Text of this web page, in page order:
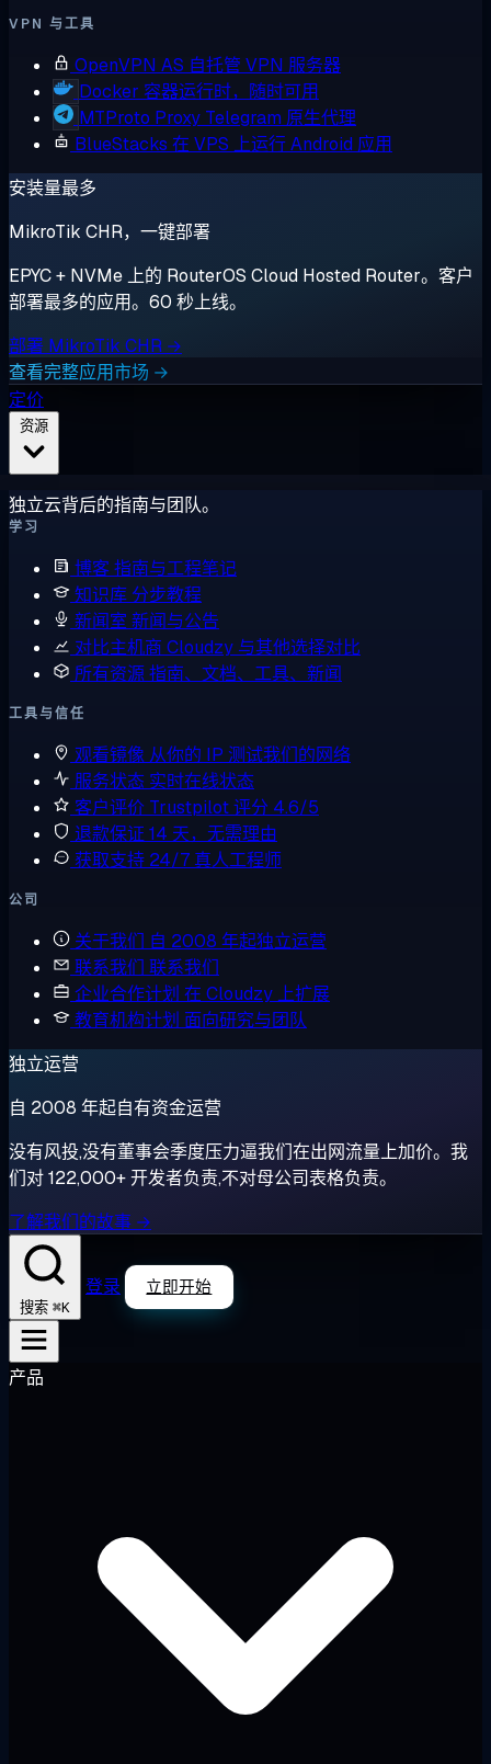
VPN 与工具
OpenVPN AS 自托管 VPN 服务器
Docker 容器运行时，随时可用
MTProto Proxy Telegram 原生代理
BlueStacks 在 VPS 上运行 Android 应用
安装量最多
MikroTik CHR，一键部署
EPYC + NVMe 上的 RouterOS Cloud Hosted Router。客户
部署最多的应用。60 秒上线。
部署 MikroTik CHR →
查看完整应用市场 →
定价
独立云背后的指南与团队。
学习
博客指南与工程笔记
知识库 分步教程
新闻室 新闻与公告
对比主机商 Cloudzy 与其他选择对比
所有资源指南、文档、工具、新闻
工具与信任
观看镜像 从你的 IP 测试我们的网络
服务状态 实时在线状态
客户评价 Trustpilot 评分 4.6/5
退款保证 14 天，无需理由
获取支持 24/7 真人工程师
公司
关于我们 自 2008 年起独立运营
联系我们 联系我们
企业合作计划 在 Cloudzy 上扩展
教育机构计划 面向研究与团队
独立运营
自 2008 年起自有资金运营
没有风投,没有董事会季度压力逼我们在出网流量上加价。我
们对 122,000+ 开发者负责,不对母公司表格负责。
了解我们的故事 →
搜索 ⌘K
登录 立即开始
产品